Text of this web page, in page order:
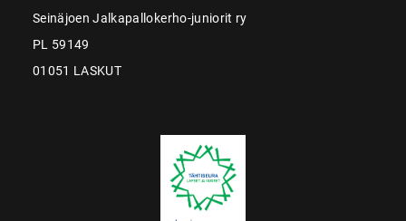
Seinäjoen Jalkapallokerho-juniorit ry
PL 59149
01051 LASKUT